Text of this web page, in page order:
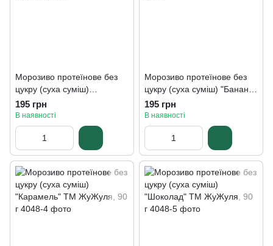
Морозиво протеїнове без
цукру (суха суміш)
"Чорниця" ТМ ЖуЖуля, 90 г
195 грн
В наявності
Морозиво протеїнове без
цукру (суха суміш) "Банан"
ТМ ЖуЖуля, 90 г
195 грн
В наявності